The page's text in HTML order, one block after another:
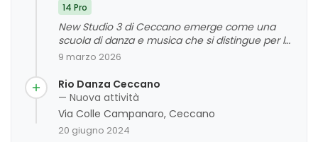
14 Pro
New Studio 3 di Ceccano emerge come una
scuola di danza e musica che si distingue per la
professionalità, la passione e l'impegno del suo
di discipline offerte, l'ambiente sereno e
stimolante, e la cura dedicata ai giovani allievi.
La valutazione complessiva è molto positiva,
con riconoscimenti anche per la capacità
organizzativa e l'atmosfera familiare che si
9 marzo 2026
Rio Danza Ceccano
— Nuova attività
Via Colle Campanaro, Ceccano
20 giugno 2024